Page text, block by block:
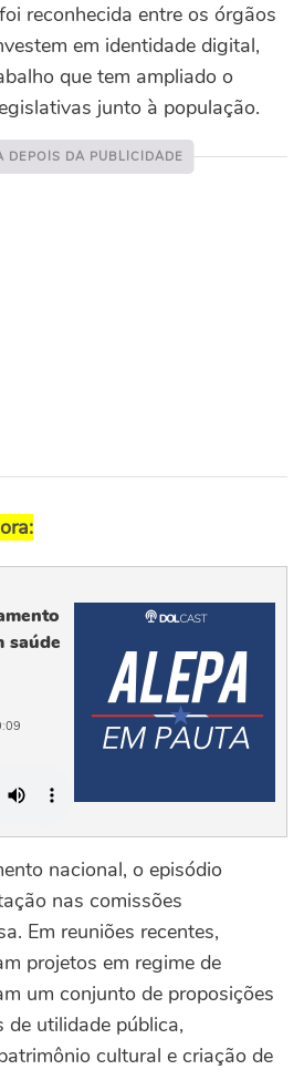
reconhecida entre os órgãos
em identidade digital,
que tem ampliado o
junto à população.
saúde
nacional, o episódio
nas comissões
Em reuniões recentes,
projetos em regime de
um conjunto de proposições
de utilidade pública,
cultural e criação de